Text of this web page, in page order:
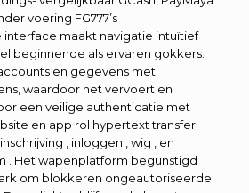
voering FG777’s
maakt navigatie intuïtief
beginnende als ervaren gokkers.
en gegevens met
waardoor het vervoert en
een veilige authenticatie met
en app rol hypertext transfer
, inloggen , wig , en
. Het wapenplatform begunstigd
om blokkeren ongeautoriseerde